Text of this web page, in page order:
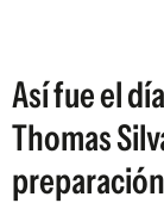
Así fue el
Thomas